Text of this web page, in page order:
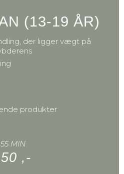
(13-19 ÅR)
der ligger vægt på
produkter
55 MIN
,-